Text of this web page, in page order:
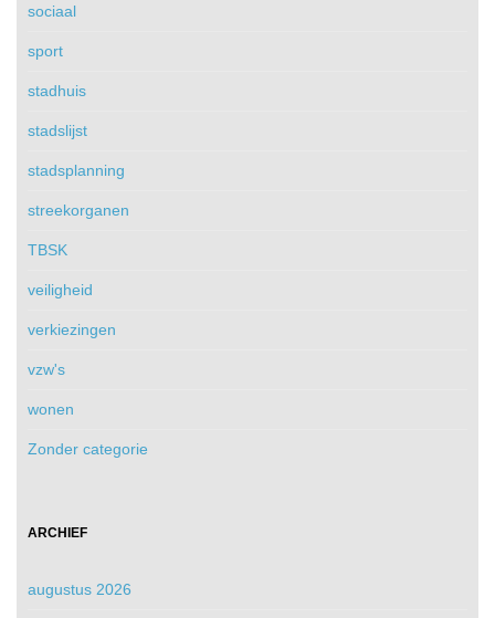
sociaal
sport
stadhuis
stadslijst
stadsplanning
streekorganen
TBSK
veiligheid
verkiezingen
vzw's
wonen
Zonder categorie
ARCHIEF
augustus 2026